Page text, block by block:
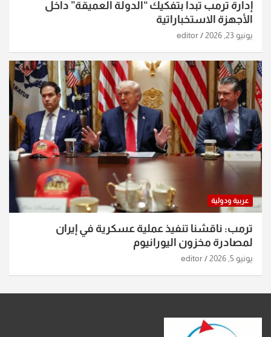
إدارة ترمب تبدأ بتفكيك “الدولة العميقة” داخل
الأجهزة الاستخباراتية
يونيو 23, 2026 editor
عربية ودولية
ترمب: ناقشنا تنفيذ عملية عسكرية في إيران
لمصادرة مخزون اليورانيوم
يونيو 5, 2026 editor